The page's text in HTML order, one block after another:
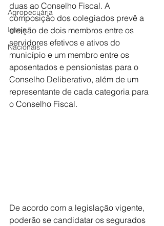
Agropecuária
Igreja
Nacionais
duas ao Conselho Fiscal. A
composição dos colegiados prevê a
eleição de dois membros entre os
servidores efetivos e ativos do
município e um membro entre os
aposentados e pensionistas para o
Conselho Deliberativo, além de um
representante de cada categoria para
o Conselho Fiscal.
De acordo com a legislação vigente,
poderão se candidatar os segurados